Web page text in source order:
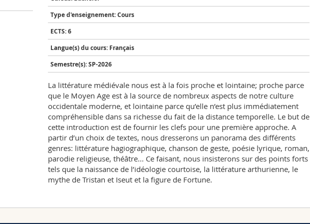
Type d'enseignement: Cours
ECTS: 6
Langue(s) du cours: Français
Semestre(s): SP-2026
La littérature médiévale nous est à la fois proche et lointaine; proche parce
que le Moyen Age est à la source de nombreux aspects de notre culture
occidentale moderne, et lointaine parce qu’elle n’est plus immédiatement
compréhensible dans sa richesse du fait de la distance temporelle. Le but de
cette introduction est de fournir les clefs pour une première approche. A
partir d’un choix de textes, nous dresserons un panorama des différents
genres: littérature hagiographique, chanson de geste, poésie lyrique, roman,
parodie religieuse, théâtre... Ce faisant, nous insisterons sur des points forts
tels que la naissance de l’idéologie courtoise, la littérature arthurienne, le
mythe de Tristan et Iseut et la figure de Fortune.